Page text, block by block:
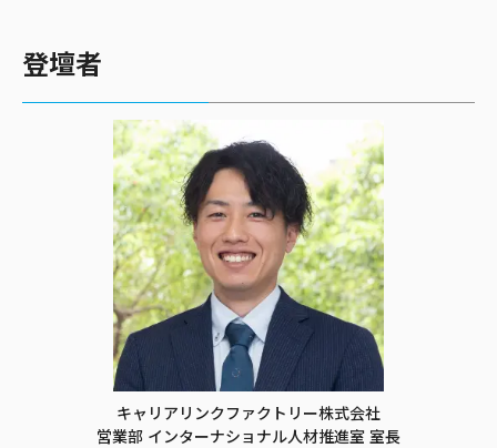
登壇者
キャリアリンクファクトリー株式会社
営業部 インターナショナル人材推進室 室長